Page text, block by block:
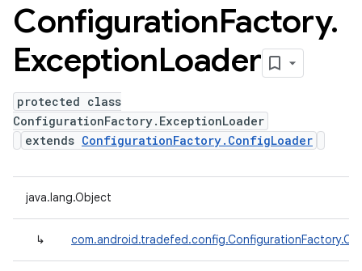
ConfigurationFactory.
ExceptionLoader
protected class
ConfigurationFactory.ExceptionLoader
extends ConfigurationFactory.ConfigLoader
java.lang.Object
↳